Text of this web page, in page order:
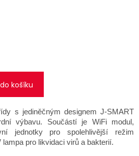
košíku
s jediněčným designem J-SMART
výbavu. Součástí je WiFi modul,
jednotky pro spolehlivější režim
pro likvidaci virů a bakterií.